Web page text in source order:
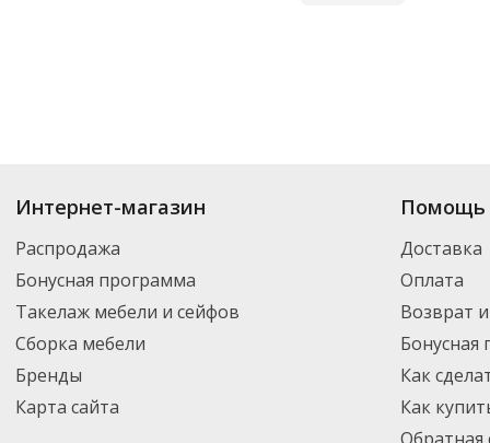
Купить до 28 065
новинки. Вы можете выбрать нужный товар и добавить его в корзину
России – партнерской транспортной компанией DPD. Для постоянных
Интернет-магазин
Распродажа
Бонусная программа
Такелаж мебели и сейфов
Сборка мебели
Бренды
Карта сайта
Помощь
Доставка
Оплата
Возврат
Бонусная
Как
Как